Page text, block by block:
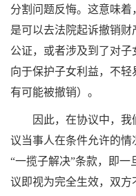
分割问题反悔。这意味着
是可以去法院起诉撤销
公证，或者涉及到了对
向于保护子女利益，不
有可能被撤销）。
因此，在协议中，
议当事人在条件允许的
“一揽子解决”条款，即
议即视为完全生效，双